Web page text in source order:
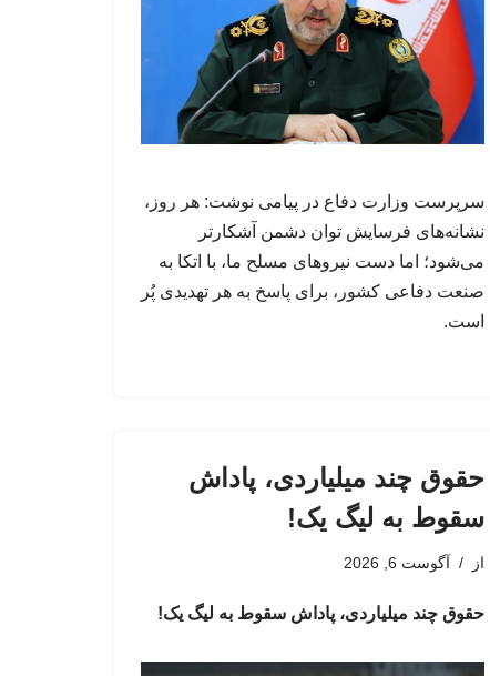
سرپرست وزارت دفاع در پیامی نوشت: هر روز،
نشانه‌های فرسایش توان دشمن آشکارتر
می‌شود؛ اما دست نیروهای مسلح ما، با اتکا به
صنعت دفاعی کشور، برای پاسخ به هر تهدیدی پُر
است.
حقوق چند میلیاردی، پاداش
سقوط به لیگ یک!
از آگوست 6, 2026
حقوق چند میلیاردی، پاداش سقوط به لیگ یک!